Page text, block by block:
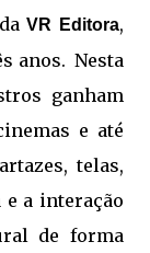
VR Editora,
anos. Nesta
ganham
e até
telas,
a interação
de forma